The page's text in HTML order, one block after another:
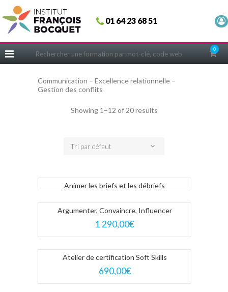
01 64 23 68 51
0
Fermer
ACCUEIL
CERIFICATIONS
INTRAS | SUR-MESURE
CONSEILS MICRO-COACHING
Communication – Excellence relationnelle –
Gestion des conflits
Showing 1–12 of 20 results
Tri par défaut
Animer les briefs et les débriefs
Argumenter, Convaincre, Influencer
1 290,00€
Atelier de certification Soft Skills
690,00€